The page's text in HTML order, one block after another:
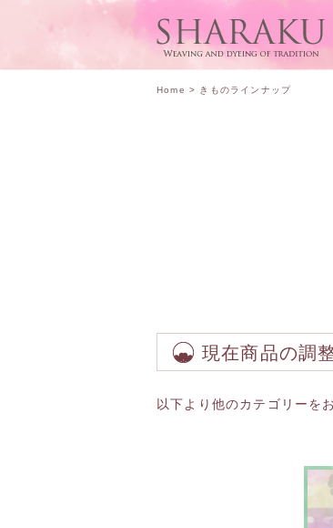
Home > きものラインナップ
現在商品の調
以下より他のカテゴリーを